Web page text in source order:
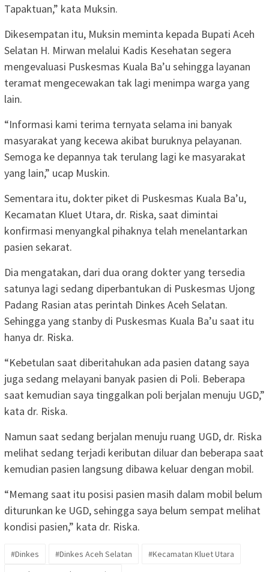
Tapaktuan,” kata Muksin.
Dikesempatan itu, Muksin meminta kepada Bupati Aceh
Selatan H. Mirwan melalui Kadis Kesehatan segera
mengevaluasi Puskesmas Kuala Ba’u sehingga layanan
teramat mengecewakan tak lagi menimpa warga yang
lain.
“Informasi kami terima ternyata selama ini banyak
masyarakat yang kecewa akibat buruknya pelayanan.
Semoga ke depannya tak terulang lagi ke masyarakat
yang lain,” ucap Muskin.
Sementara itu, dokter piket di Puskesmas Kuala Ba’u,
Kecamatan Kluet Utara, dr. Riska, saat dimintai
konfirmasi menyangkal pihaknya telah menelantarkan
pasien sekarat.
Dia mengatakan, dari dua orang dokter yang tersedia
satunya lagi sedang diperbantukan di Puskesmas Ujong
Padang Rasian atas perintah Dinkes Aceh Selatan.
Sehingga yang stanby di Puskesmas Kuala Ba’u saat itu
hanya dr. Riska.
“Kebetulan saat diberitahukan ada pasien datang saya
juga sedang melayani banyak pasien di Poli. Beberapa
saat kemudian saya tinggalkan poli berjalan menuju UGD,”
kata dr. Riska.
Namun saat sedang berjalan menuju ruang UGD, dr. Riska
melihat sedang terjadi keributan diluar dan beberapa saat
kemudian pasien langsung dibawa keluar dengan mobil.
“Memang saat itu posisi pasien masih dalam mobil belum
diturunkan ke UGD, sehingga saya belum sempat melihat
kondisi pasien,” kata dr. Riska.
#Dinkes #Dinkes Aceh Selatan
#Kecamatan Kluet Utara